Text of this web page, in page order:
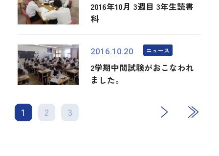
2016年10月 3週目 3年生読書
科
2016.10.20 ニュース
2学期中間試験がおこなわれ
ました。
1 2 3